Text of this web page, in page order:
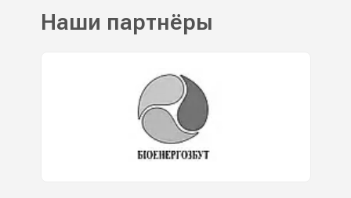
Наши партнёры